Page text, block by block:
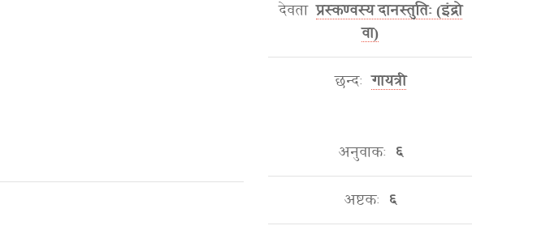
देवता प्रस्कण्वस्य दानस्तुतिः (इंद्रो
वा)
छन्दः गायत्री
अनुवाकः ६
अष्टकः ६